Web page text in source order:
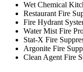
Wet Chemical
Restaurant Fire
Fire Hydrant
Water Mist Fire
Stat-X Fire
Argonite Fire
Clean Agent Fire